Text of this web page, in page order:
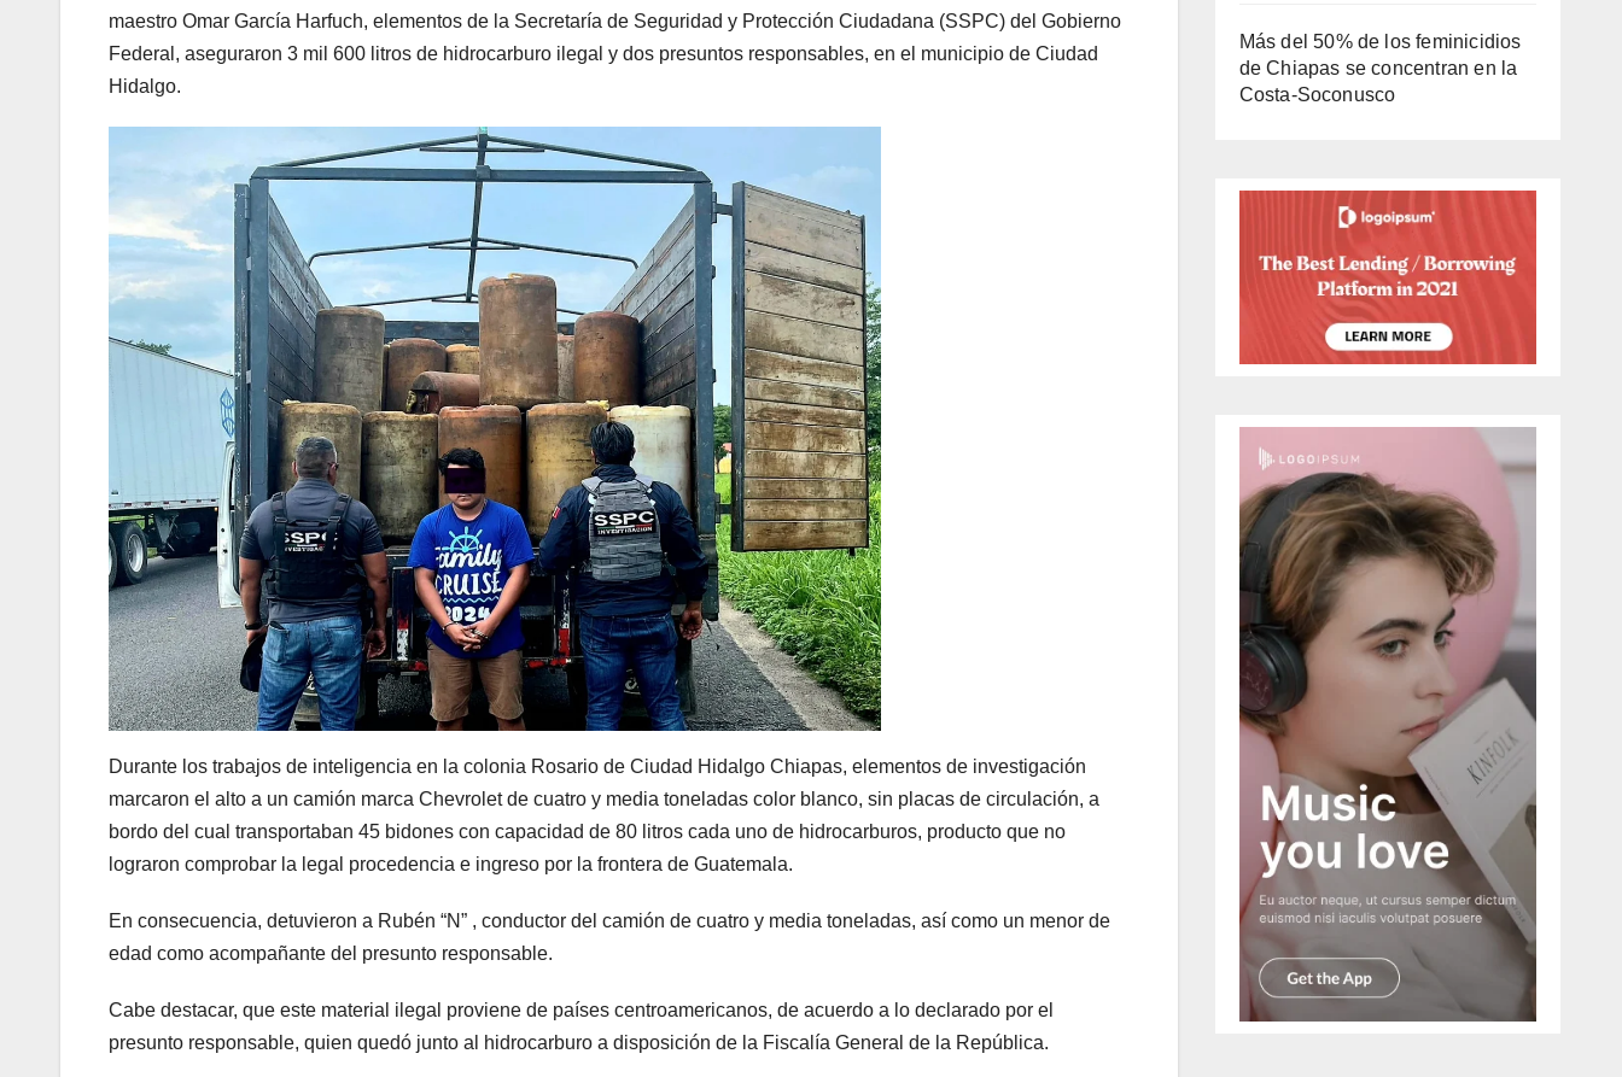
maestro Omar García Harfuch, elementos de la Secretaría de Seguridad y Protección Ciudadana (SSPC) del Gobierno
Federal, aseguraron 3 mil 600 litros de hidrocarburo ilegal y dos presuntos responsables, en el municipio de Ciudad
Hidalgo.
Durante los trabajos de inteligencia en la colonia Rosario de Ciudad Hidalgo Chiapas, elementos de investigación
marcaron el alto a un camión marca Chevrolet de cuatro y media toneladas color blanco, sin placas de circulación, a
bordo del cual transportaban 45 bidones con capacidad de 80 litros cada uno de hidrocarburos, producto que no
lograron comprobar la legal procedencia e ingreso por la frontera de Guatemala.
En consecuencia, detuvieron a Rubén “N” , conductor del camión de cuatro y media toneladas, así como un menor de
edad como acompañante del presunto responsable.
Cabe destacar, que este material ilegal proviene de países centroamericanos, de acuerdo a lo declarado por el
presunto responsable, quien quedó junto al hidrocarburo a disposición de la Fiscalía General de la República.
Más del 50% de los feminicidios
de Chiapas se concentran en la
Costa-Soconusco